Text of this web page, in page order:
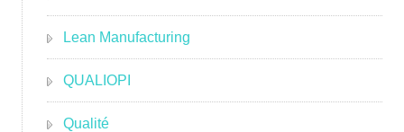
Lean Manufacturing
QUALIOPI
Qualité